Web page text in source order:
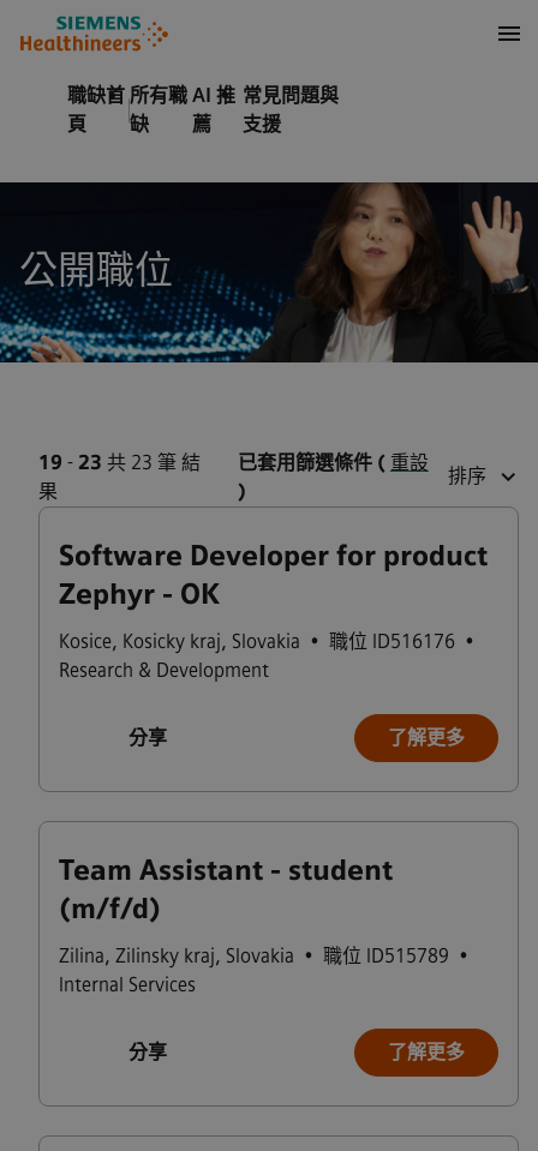
職缺首
頁
所有職
缺
AI 推
薦
常見問題與
支援
公開職位
19 - 23 共 23 筆 結
果
已套用篩選條件 ( 重設
)
排序
Software Developer for product
Zephyr - OK
Kosice, Kosicky kraj, Slovakia • 職位 ID516176 •
Research & Development
分享 了解更多
Team Assistant - student
(m/f/d)
Zilina, Zilinsky kraj, Slovakia • 職位 ID515789 •
Internal Services
分享 了解更多